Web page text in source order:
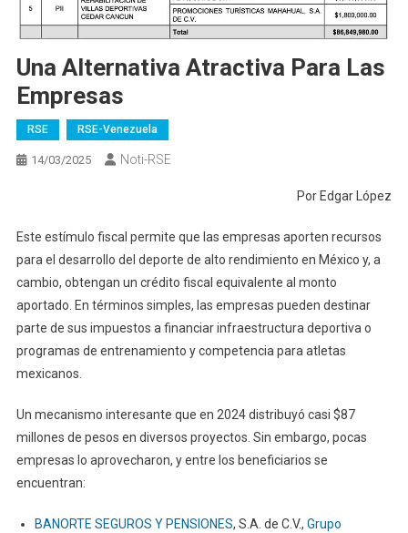
Una Alternativa Atractiva Para Las
Empresas
RSE RSE-Venezuela
14/03/2025 Noti-RSE
Por Edgar López
Este estímulo fiscal permite que las empresas aporten recursos
para el desarrollo del deporte de alto rendimiento en México y, a
cambio, obtengan un crédito fiscal equivalente al monto
aportado. En términos simples, las empresas pueden destinar
parte de sus impuestos a financiar infraestructura deportiva o
programas de entrenamiento y competencia para atletas
mexicanos.
Un mecanismo interesante que en 2024 distribuyó casi $87
millones de pesos en diversos proyectos. Sin embargo, pocas
empresas lo aprovecharon, y entre los beneficiarios se
encuentran:
BANORTE SEGUROS Y PENSIONES, S.A. de C.V., Grupo